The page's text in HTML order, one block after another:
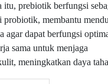
itu, prebiotik berfungsi
probiotik, membantu
agar dapat berfungsi
sama untuk menjaga
meningkatkan daya